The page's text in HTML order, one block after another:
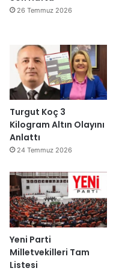
26 Temmuz 2026
Turgut Koç 3
Kilogram Altın Olayını
Anlattı
24 Temmuz 2026
Yeni Parti
Milletvekilleri Tam
Listesi